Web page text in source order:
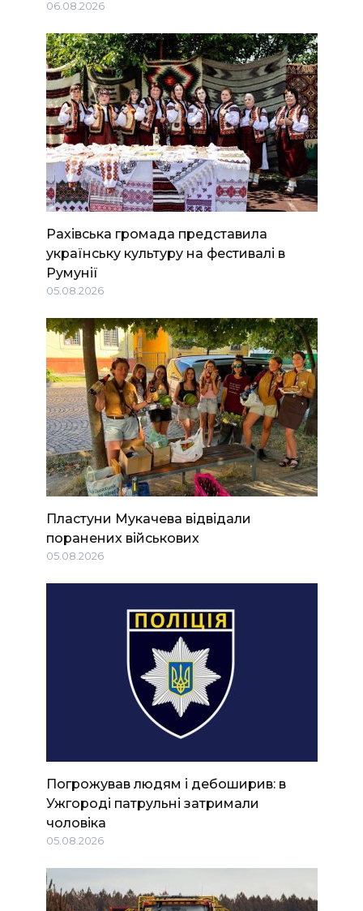
06.08.2026
Рахівська громада представила
українську культуру на фестивалі в
Румунії
05.08.2026
Пластуни Мукачева відвідали
поранених військових
05.08.2026
Погрожував людям і дебоширив: в
Ужгороді патрульні затримали
чоловіка
05.08.2026